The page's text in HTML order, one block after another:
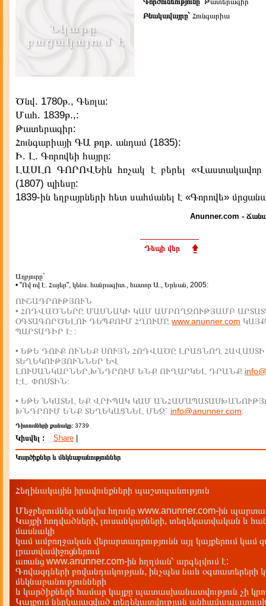
Բնակավայրը` Հունգարիա
Ծնվ. 1780թ., Գեռլա:
Մահ. 1839թ.,:
Թատերագիր:
Հունգարիայի ԳԱ թղթ. անդամ (1835):
Ի. Լ. Գորովեի հայրը:
ԼԱՍԼՈ ԳՈՐՈՎԵիև հռչակ է բերել «Վաստակավոր
(1807) պիեսը:
1839-ին եղբայրների հետ սահմանել է «Գորովե»
Anunner.com -
Դեպի վեր
Աղբյուրը`
• "Ով ով է. Հայեր", կենս. հանրագիտ., հատոր Ա., Երևան, 2005:
ՈՒՇԱԴՐՈՒԹՅՈՒՆ
• ՀՈԴՎԱԾՆԵՐԸ ՄԱՍՆԱԿԻ ԿԱՄ ԱՄԲՈՂՋՈՒԹՅԱՄԲ
ՕԳՏԱԳՈՐԾԵԼՈՒ ԴԵՊՔՈՒՄ ՀՂՈՒՄԸ www.anunner.com
ՊԱՐՏԱԴԻՐ Է :
• ԵԹԵ ԴՈՒՔ ՈՒՆԵՔ ՍՈՒՅՆ ՀՈԴՎԱԾԸ ԼՐԱՑՆՈՂ ՀԱՎԱՍՏԻ
ՏԵՂԵԿՈՒԹՅՈՒՆՆԵՐ ԵՎ
ԼՈՒՍԱՆԿԱՐՆԵՐ,ԽՆԴՐՈՒՄ ԵՆՔ ՈՒՂԱՐԿԵԼ ԴՐԱՆՔ
ԷԼ. ՓՈՍՏԻՆ:
• ԵԹԵ ՆԿԱՏԵԼ ԵՔ ՎՐԻՊԱԿ ԿԱՄ
ԽՆԴՐՈՒՄ ԵՆՔ ՏԵՂԵԿԱՑՆԵԼ ՄԵԶ` info@anunner.com:
Դիտումների քանակը: 3739
Կիսվել : Share
Կարծիքներ և մեկնաբանություններ
Հեղինակային իրավունքների պաշտպանություն
Մեջբերումներ անելիս հղումը www.anunner.com-ին
Կայքի հոդվածների, լուսանկարների, տեղեկատվական և
մասնակի
կամ ամբողջական վերարտադրությունն այլ կայքերում կամ
լրատվամիջոցներում
առանց www.anunner.com-ին հղղման՝ արգելվում է:
Գովազդների բովանդակության, ինչպես նաև օգտատերերի
մեկնաբանությունների
և կարծիքների համար կայքը պատասխանատվություն չի
Կայքում ներկայացված տեղեկատվության